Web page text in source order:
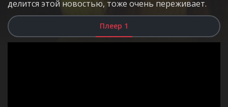
делится этой новостью, тоже очень переживает.
Плеер 1